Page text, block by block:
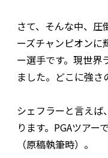
さて、そんな中、圧
ーズチャンピオンに
ー選手です。現世界
ました。どこに強さ
シェフラーと言えば
ります。PGAツアー
（原稿執筆時）。